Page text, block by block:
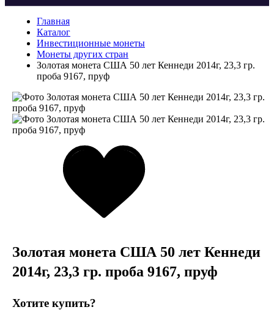
Главная
Каталог
Инвестиционные монеты
Монеты других стран
Золотая монета США 50 лет Кеннеди 2014г, 23,3 гр.
проба 9167, пруф
Золотая монета США 50 лет Кеннеди
2014г, 23,3 гр. проба 9167, пруф
Хотите купить?